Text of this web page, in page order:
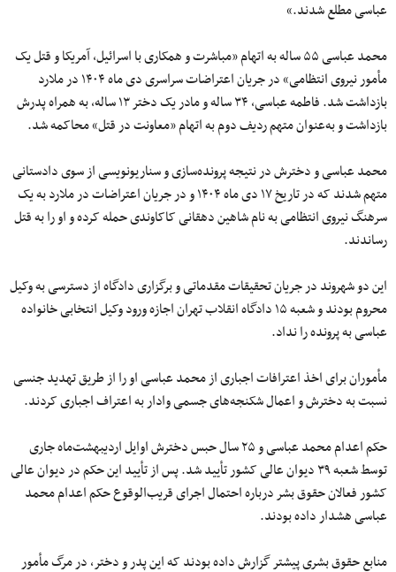
عباسی مطلع شدند.»
محمد عباسی ۵۵ ساله به اتهام «مباشرت و همکاری با اسرائیل، آمریکا و قتل یک
مأمور نیروی انتظامی» در جریان اعتراضات سراسری دی ماه ۱۴۰۴ در ملارد
بازداشت شد. فاطمه عباسی، ۳۴ ساله و مادر یک دختر ۱۳ ساله، به همراه پدرش
بازداشت و به‌عنوان متهم ردیف دوم به اتهام «معاونت در قتل» محاکمه شد.
محمد عباسی و دخترش در نتیجه پرونده‌سازی و سناریونویسی از سوی دادستانی
متهم شدند که در تاریخ ۱۷ دی ماه ۱۴۰۴ و در جریان اعتراضات در ملارد به یک
سرهنگ نیروی انتظامی به نام شاهین دهقانی‌ کاکا‌وندی حمله کرده و او را به قتل
رساندند.
‎این دو شهروند در جریان تحقیقات مقدماتی و برگزاری دادگاه از دسترسی به وکیل
محروم بودند و شعبه ۱۵ دادگاه انقلاب تهران اجازه ورود وکیل انتخابی خانواده
عباسی به پرونده را نداد.
‎مأموران برای اخذ اعترافات اجباری از محمد عباسی او را از طریق تهدید جنسی
نسبت به دخترش و اعمال شکنجه‌های جسمی وادار به اعتراف اجباری کردند.
حکم اعدام محمد عباسی و ۲۵ سال حبس دخترش اوایل اردیبهشت‌ماه جاری
توسط شعبه ۳۹ دیوان عالی کشور تأیید شد. پس از تأیید این حکم در دیوان عالی
کشور فعالان حقوق بشر درباره احتمال اجرای قریب‌الوقوع حکم اعدام محمد
عباسی هشدار داده بودند.
منابع حقوق بشری پیشتر گزارش داده بودند که این پدر و دختر، در مرگ مأمور